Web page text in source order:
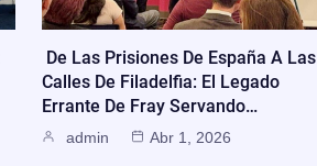
De Las Prisiones De España A Las
Calles De Filadelfia: El Legado
Errante De Fray Servando…
admin Abr 1, 2026